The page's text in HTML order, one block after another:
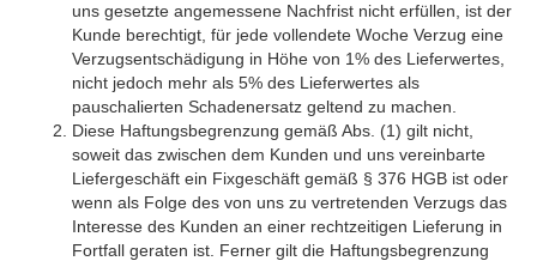
uns gesetzte angemessene Nachfrist nicht erfüllen, ist der
Kunde berechtigt, für jede vollendete Woche Verzug eine
Verzugsentschädigung in Höhe von 1% des Lieferwertes,
nicht jedoch mehr als 5% des Lieferwertes als
pauschalierten Schadenersatz geltend zu machen.
Diese Haftungsbegrenzung gemäß Abs. (1) gilt nicht,
soweit das zwischen dem Kunden und uns vereinbarte
Liefergeschäft ein Fixgeschäft gemäß § 376 HGB ist oder
wenn als Folge des von uns zu vertretenden Verzugs das
Interesse des Kunden an einer rechtzeitigen Lieferung in
Fortfall geraten ist. Ferner gilt die Haftungsbegrenzung